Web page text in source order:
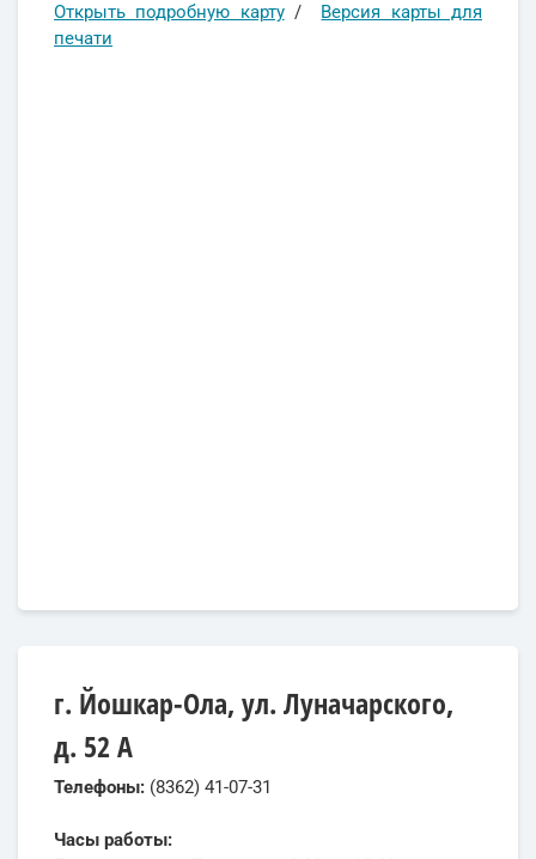
Открыть подробную карту/ Версия карты для
печати
г. Йошкар-Ола, ул. Луначарского,
д. 52 А
Телефоны: (8362) 41-07-31
Часы работы: